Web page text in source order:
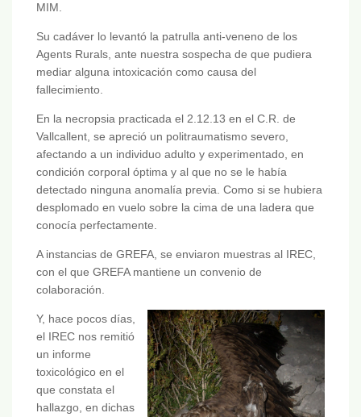
MIM.
Su cadáver lo levantó la patrulla anti-veneno de los
Agents Rurals, ante nuestra sospecha de que pudiera
mediar alguna intoxicación como causa del
fallecimiento.
En la necropsia practicada el 2.12.13 en el C.R. de
Vallcallent, se apreció un politraumatismo severo,
afectando a un individuo adulto y experimentado, en
condición corporal óptima y al que no se le había
detectado ninguna anomalía previa. Como si se hubiera
desplomado en vuelo sobre la cima de una ladera que
conocía perfectamente.
A instancias de GREFA, se enviaron muestras al IREC,
con el que GREFA mantiene un convenio de
colaboración.
Y, hace pocos días,
el IREC nos remitió
un informe
toxicológico en el
que constata el
hallazgo, en dichas